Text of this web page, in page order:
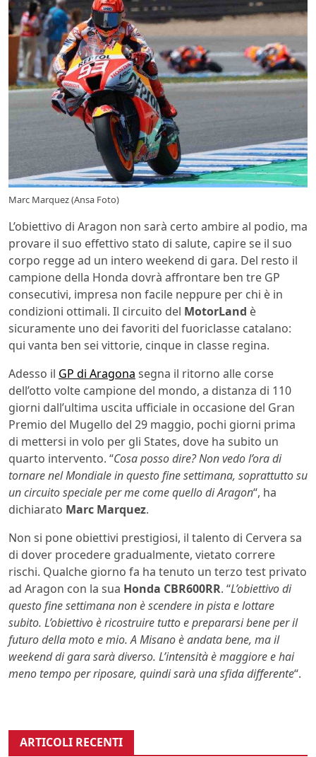
Marc Marquez (Ansa Foto)
L’obiettivo di Aragon non sarà certo ambire al podio, ma
provare il suo effettivo stato di salute, capire se il suo
corpo regge ad un intero weekend di gara. Del resto il
campione della Honda dovrà affrontare ben tre GP
consecutivi, impresa non facile neppure per chi è in
condizioni ottimali. Il circuito del MotorLand è
sicuramente uno dei favoriti del fuoriclasse catalano:
qui vanta ben sei vittorie, cinque in classe regina.
Adesso il GP di Aragona segna il ritorno alle corse
dell’otto volte campione del mondo, a distanza di 110
giorni dall’ultima uscita ufficiale in occasione del Gran
Premio del Mugello del 29 maggio, pochi giorni prima
di mettersi in volo per gli States, dove ha subito un
quarto intervento. “Cosa posso dire? Non vedo l’ora di
tornare nel Mondiale in questo fine settimana, soprattutto su
un circuito speciale per me come quello di Aragon“, ha
dichiarato Marc Marquez.
Non si pone obiettivi prestigiosi, il talento di Cervera sa
di dover procedere gradualmente, vietato correre
rischi. Qualche giorno fa ha tenuto un terzo test privato
ad Aragon con la sua Honda CBR600RR. “L’obiettivo di
questo fine settimana non è scendere in pista e lottare
subito. L’obiettivo è ricostruire tutto e prepararsi bene per il
futuro della moto e mio. A Misano è andata bene, ma il
weekend di gara sarà diverso. L’intensità è maggiore e hai
meno tempo per riposare, quindi sarà una sfida differente“.
ARTICOLI RECENTI